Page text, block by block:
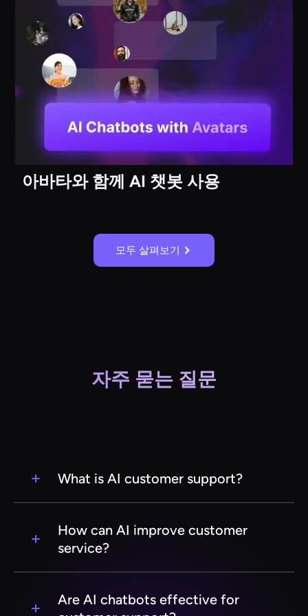
아바타와 함께 AI 챗봇 사용
모두 살펴보기
자주 묻는 질문
What is AI customer support?
artificial intelligence technologies to automate
and enhance customer service interactions. This
customer queries efficiently.
How can AI improve customer
service?
24/7 support, reducing response times,
Are AI chatbots effective for